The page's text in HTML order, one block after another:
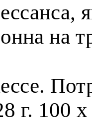
на
г. 100